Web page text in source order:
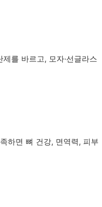
를 바르고, 모자·선글라스
하면 뼈 건강, 면역력, 피부